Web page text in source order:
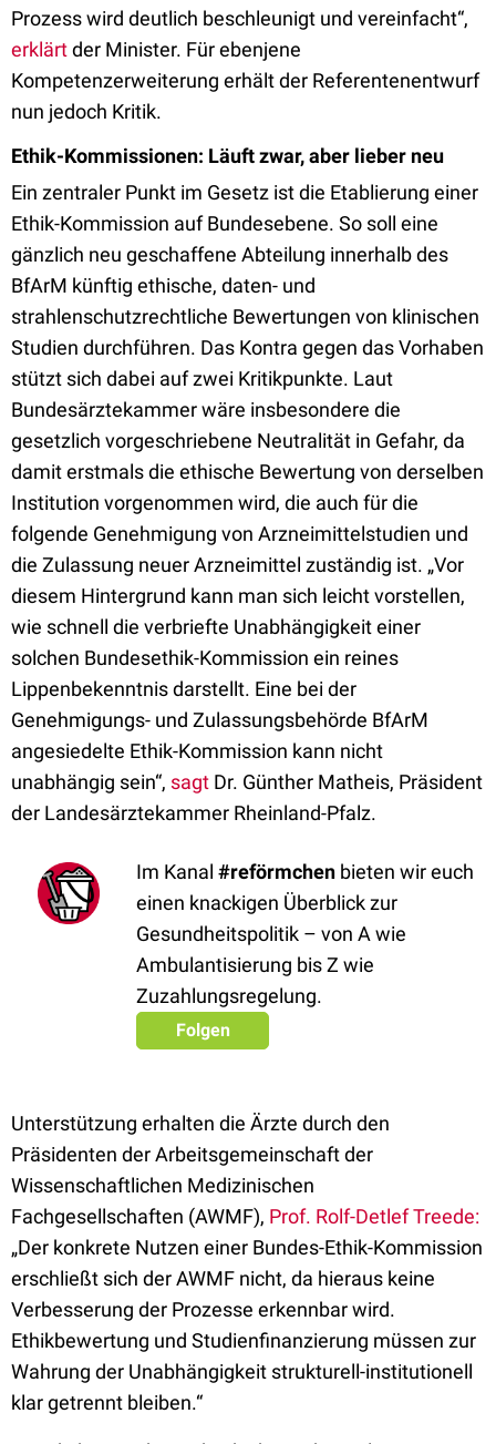
Prozess wird deutlich beschleunigt und vereinfacht“,
erklärtder Minister. Für ebenjene
Kompetenzerweiterung erhält der Referentenentwurf
nun jedoch Kritik.
Ethik-Kommissionen: Läuft zwar, aber lieber neu
Ein zentraler Punkt im Gesetz ist die Etablierung einer
Ethik-Kommission auf Bundesebene. So soll eine
gänzlich neu geschaffene Abteilung innerhalb des
BfArM künftig ethische, daten- und
strahlenschutzrechtliche Bewertungen von klinischen
Studien durchführen. Das Kontra gegen das Vorhaben
stützt sich dabei auf zwei Kritikpunkte. Laut
Bundesärztekammer wäre insbesondere die
gesetzlich vorgeschriebene Neutralität in Gefahr, da
damit erstmals die ethische Bewertung von derselben
Institution vorgenommen wird, die auch für die
folgende Genehmigung von Arzneimittelstudien und
die Zulassung neuer Arzneimittel zuständig ist. „Vor
diesem Hintergrund kann man sich leicht vorstellen,
wie schnell die verbriefte Unabhängigkeit einer
solchen Bundesethik-Kommission ein reines
Lippenbekenntnis darstellt. Eine bei der
Genehmigungs- und Zulassungsbehörde BfArM
angesiedelte Ethik-Kommission kann nicht
unabhängig sein“, sagt Dr. Günther Matheis, Präsident
der Landesärztekammer Rheinland-Pfalz.
Im Kanal #reförmchen bieten wir euch
einen knackigen Überblick zur
Gesundheitspolitik – von A wie
Ambulantisierung bis Z wie
Zuzahlungsregelung.
Folgen
Unterstützung erhalten die Ärzte durch den
Präsidenten der Arbeitsgemeinschaft der
Wissenschaftlichen Medizinischen
Fachgesellschaften (AWMF), Prof. Rolf-Detlef Treede:
„Der konkrete Nutzen einer Bundes-Ethik-Kommission
erschließt sich der AWMF nicht, da hieraus keine
Verbesserung der Prozesse erkennbar wird.
Ethikbewertung und Studienfinanzierung müssen zur
Wahrung der Unabhängigkeit strukturell-institutionell
klar getrennt bleiben.“